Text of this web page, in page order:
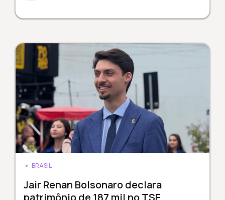
BRASIL
Jair Renan Bolsonaro declara
patrimônio de 187 mil no TSE